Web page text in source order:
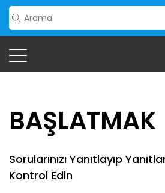
BAŞLATMAK
Sorularınızı Yanıtlayıp
Kontrol Edin